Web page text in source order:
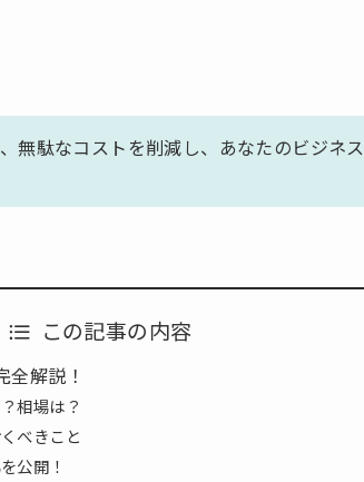
無駄なコストを削減し、あなたのビジネス
この記事の内容
解説！
相場は？
べきこと
公開！